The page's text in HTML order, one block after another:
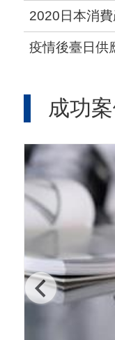
2020日本消
疫情後臺日供
成功案